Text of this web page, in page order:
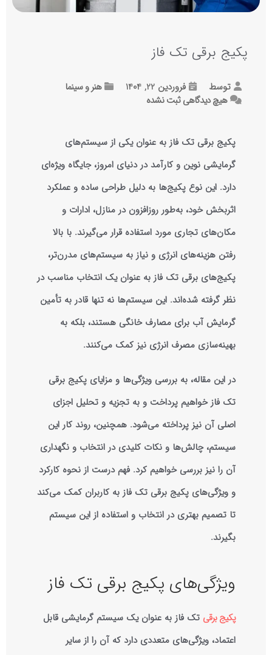
پکیج برقی تک فاز
توسط فروردین 22, 1404
هنر و سینما
هیچ دیدگاهیثبت نشده
پکیج برقی تک فاز به عنوان یکی از سیستم‌های
گرمایشی نوین و کارآمد در دنیای امروز، جایگاه ویژه‌ای
دارد. این نوع پکیج‌ها به دلیل طراحی ساده و عملکرد
اثربخش خود، به‌طور روزافزون در منازل، ادارات و
مکان‌های تجاری مورد استفاده قرار می‌گیرند. با بالا
رفتن هزینه‌های انرژی و نیاز به سیستم‌های مدرن‌تر،
پکیج‌های برقی تک فاز به عنوان یک انتخاب مناسب در
نظر گرفته شده‌اند. این سیستم‌ها نه تنها قادر به تأمین
گرمایش آب برای مصارف خانگی هستند، بلکه به
بهینه‌سازی مصرف انرژی نیز کمک می‌کنند.
در این مقاله، به بررسی ویژگی‌ها و مزایای پکیج برقی
تک فاز خواهیم پرداخت و به تجزیه و تحلیل اجزای
اصلی آن نیز پرداخته می‌شود. همچنین، روند کار این
سیستم، چالش‌ها و نکات کلیدی در انتخاب و نگهداری
آن را نیز بررسی خواهیم کرد. فهم درست از نحوه کارکرد
و ویژگی‌های پکیج برقی تک فاز به کاربران کمک می‌کند
تا تصمیم بهتری در انتخاب و استفاده از این سیستم
بگیرند.
ویژگی‌های پکیج برقی تک فاز
پکیج‌ برقی تک فاز به عنوان یک سیستم گرمایشی قابل
اعتماد، ویژگی‌های متعددی دارد که آن را از سایر